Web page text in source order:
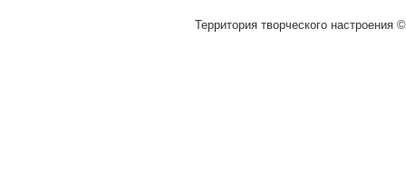
Территория творческого